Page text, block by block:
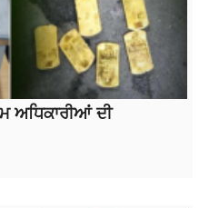
ਅਧਿਕਾਰੀਆਂ ਦੀ